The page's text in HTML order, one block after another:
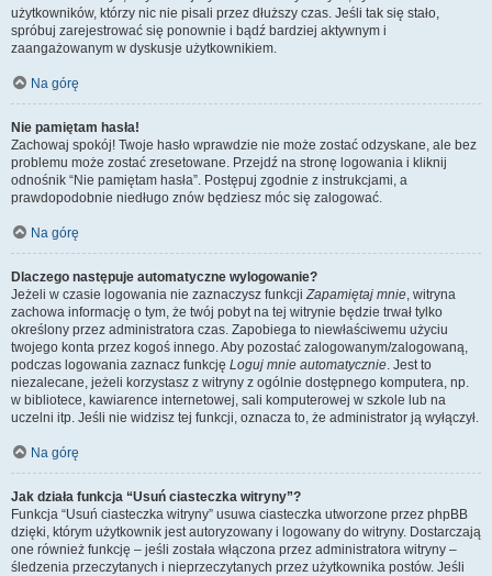
użytkowników, którzy nic nie pisali przez dłuższy czas. Jeśli tak się stało,
spróbuj zarejestrować się ponownie i bądź bardziej aktywnym i
zaangażowanym w dyskusje użytkownikiem.
Na górę
Nie pamiętam hasła!
Zachowaj spokój! Twoje hasło wprawdzie nie może zostać odzyskane, ale bez
problemu może zostać zresetowane. Przejdź na stronę logowania i kliknij
odnośnik “Nie pamiętam hasła”. Postępuj zgodnie z instrukcjami, a
prawdopodobnie niedługo znów będziesz móc się zalogować.
Na górę
Dlaczego następuje automatyczne wylogowanie?
Jeżeli w czasie logowania nie zaznaczysz funkcjiZapamiętaj mnie, witryna
zachowa informację o tym, że twój pobyt na tej witrynie będzie trwał tylko
określony przez administratora czas. Zapobiega to niewłaściwemu użyciu
twojego konta przez kogoś innego. Aby pozostać zalogowanym/zalogowaną,
podczas logowania zaznacz funkcję Loguj mnie automatycznie. Jest to
niezalecane, jeżeli korzystasz z witryny z ogólnie dostępnego komputera, np.
w bibliotece, kawiarence internetowej, sali komputerowej w szkole lub na
uczelni itp. Jeśli nie widzisz tej funkcji, oznacza to, że administrator ją wyłączył.
Na górę
Jak działa funkcja “Usuń ciasteczka witryny”?
Funkcja “Usuń ciasteczka witryny” usuwa ciasteczka utworzone przez phpBB
dzięki, którym użytkownik jest autoryzowany i logowany do witryny. Dostarczają
one również funkcję – jeśli została włączona przez administratora witryny –
śledzenia przeczytanych i nieprzeczytanych przez użytkownika postów. Jeśli